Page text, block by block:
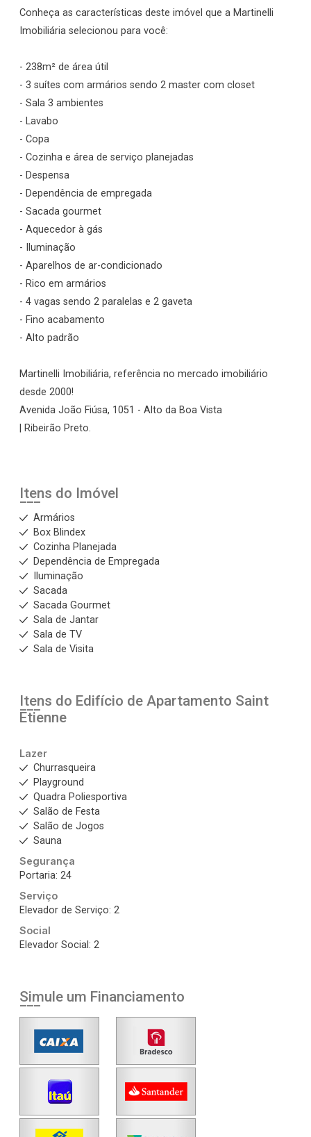
Conheça as características deste imóvel que a Martinelli
Imobiliária selecionou para você:
- 238m² de área útil
- 3 suítes com armários sendo 2 master com closet
- Sala 3 ambientes
- Lavabo
- Copa
- Cozinha e área de serviço planejadas
- Despensa
- Dependência de empregada
- Sacada gourmet
- Aquecedor à gás
- Iluminação
- Aparelhos de ar-condicionado
- Rico em armários
- 4 vagas sendo 2 paralelas e 2 gaveta
- Fino acabamento
- Alto padrão
Martinelli Imobiliária, referência no mercado imobiliário
desde 2000!
Avenida João Fiúsa, 1051 - Alto da Boa Vista
| Ribeirão Preto.
Itens do Imóvel
Armários
Box Blindex
Cozinha Planejada
Dependência de Empregada
Iluminação
Sacada
Sacada Gourmet
Sala de Jantar
Sala de TV
Sala de Visita
Itens do Edifício de Apartamento Saint
Etienne
Lazer
Churrasqueira
Playground
Quadra Poliesportiva
Salão de Festa
Salão de Jogos
Sauna
Segurança
Portaria: 24
Serviço
Elevador de Serviço: 2
Social
Elevador Social: 2
Simule um Financiamento